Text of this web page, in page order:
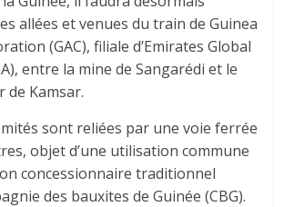
allées et venues du train de Guinea
(GAC), filiale d’Emirates Global
entre la mine de Sangarédi et le
Kamsar.
sont reliées par une voie ferrée
objet d’une utilisation commune
concessionnaire traditionnel
des bauxites de Guinée (CBG).